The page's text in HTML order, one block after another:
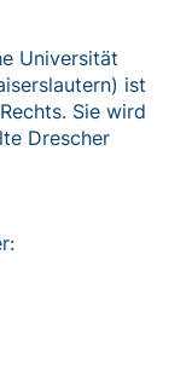
Universität
ist
Sie wird
Drescher